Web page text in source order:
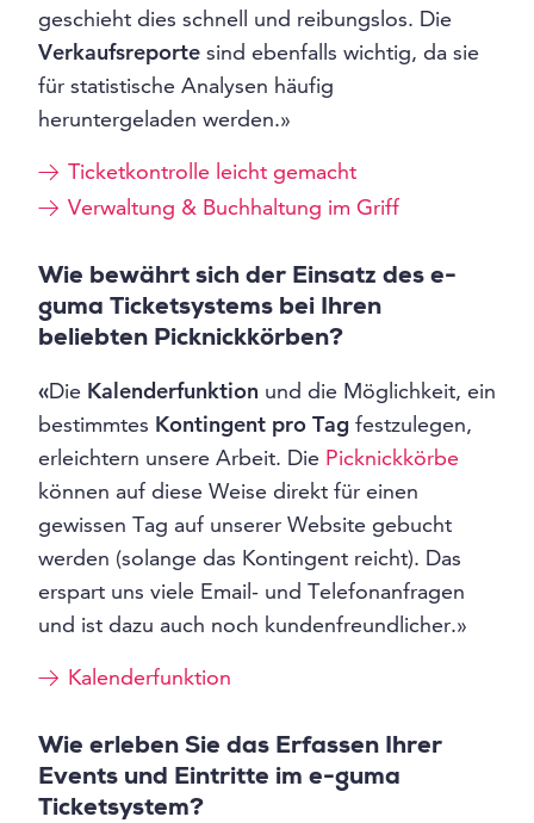
geschieht dies schnell und reibungslos. Die
Verkaufsreporte sind ebenfalls wichtig, da sie
für statistische Analysen häufig
heruntergeladen werden.»
Ticketkontrolle leicht gemacht
Verwaltung & Buchhaltung im Griff
Wie bewährt sich der Einsatz des e-
guma Ticketsystems bei Ihren
beliebten Picknickkörben?
«Die Kalenderfunktion und die Möglichkeit, ein
bestimmtes Kontingent pro Tag festzulegen,
erleichtern unsere Arbeit. Die Picknickkörbe
können auf diese Weise direkt für einen
gewissen Tag auf unserer Website gebucht
werden (solange das Kontingent reicht). Das
erspart uns viele Email- und Telefonanfragen
und ist dazu auch noch kundenfreundlicher.»
Kalenderfunktion
Wie erleben Sie das Erfassen Ihrer
Events und Eintritte im e-guma
Ticketsystem?